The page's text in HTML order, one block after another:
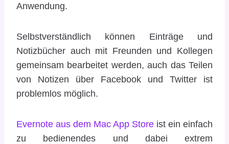
Anwendung.
Selbstverständlich können Einträge und
Notizbücher auch mit Freunden und Kollegen
gemeinsam bearbeitet werden, auch das Teilen
von Notizen über Facebook und Twitter ist
problemlos möglich.
Evernote aus dem Mac App Store ist ein einfach
zu bedienendes und dabei extrem